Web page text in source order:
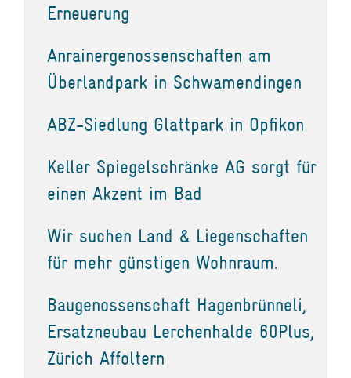
Erneuerung
Anrainergenossenschaften am
Überlandpark in Schwamendingen
ABZ-Siedlung Glattpark in Opfikon
Keller Spiegelschränke AG sorgt für
einen Akzent im Bad
Wir suchen Land & Liegenschaften
für mehr günstigen Wohnraum.
Baugenossenschaft Hagenbrünneli,
Ersatzneubau Lerchenhalde 60Plus,
Zürich Affoltern